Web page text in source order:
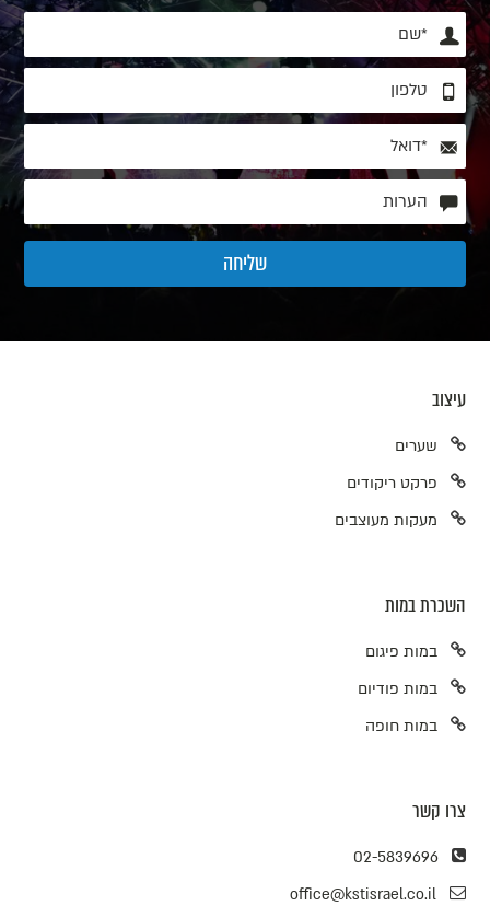
עיצוב
שערים
פרקט ריקודים
מעקות מעוצבים
השכרת במות
במות פיגום
במות פודיום
במות חופה
צרו קשר
02-5839696
office@kstisrael.co.il